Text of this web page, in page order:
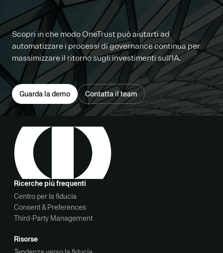
Scopri in che modo OneTrust può aiutarti ad
automatizzare i processi di governance continua per
massimizzare il ritorno sugli investimenti sull'IA.
Guarda la demo Contatta il team
Ricerche più frequenti
Centro per la fiducia
Consent & Preferences
Third-Party Management
Risorse